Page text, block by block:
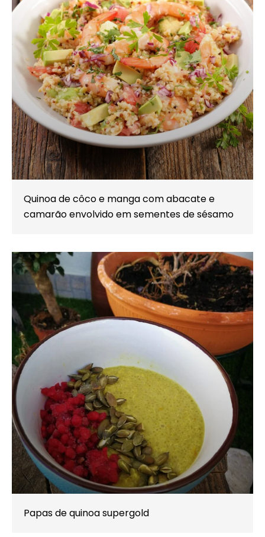
Quinoa de côco e manga com abacate e
camarão envolvido em sementes de sésamo
Papas de quinoa supergold